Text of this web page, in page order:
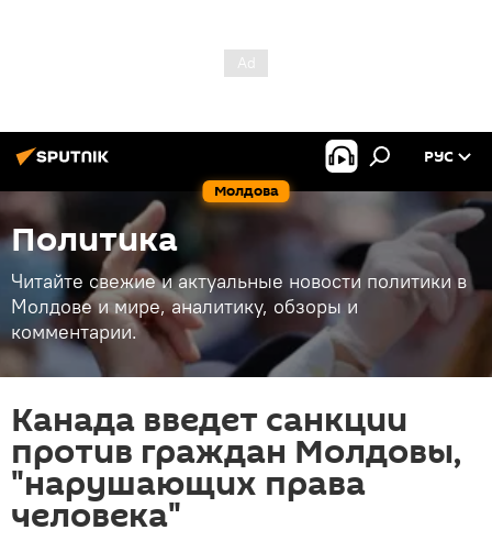
Молдова
РУС
Политика
Читайте свежие и актуальные новости политики в
Молдове и мире, аналитику, обзоры и
комментарии.
Канада введет санкции
против граждан Молдовы,
"нарушающих права
человека"